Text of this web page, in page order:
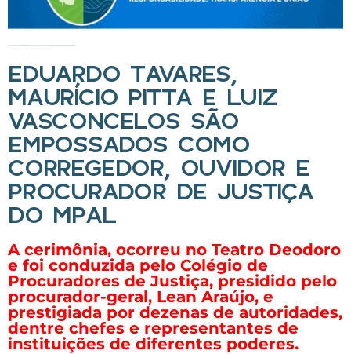
EDUARDO TAVARES,
MAURÍCIO PITTA E LUIZ
VASCONCELOS SÃO
EMPOSSADOS COMO
CORREGEDOR, OUVIDOR E
PROCURADOR DE JUSTIÇA
DO MPAL
A cerimônia, ocorreu no Teatro Deodoro
e foi conduzida pelo Colégio de
Procuradores de Justiça, presidido pelo
procurador-geral, Lean Araújo, e
prestigiada por dezenas de autoridades,
dentre chefes e representantes de
instituições de diferentes poderes.